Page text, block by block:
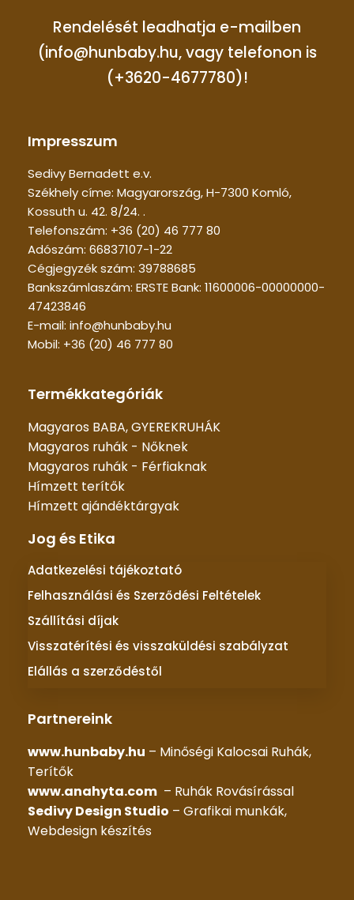
Rendelését leadhatja e-mailben
(info@hunbaby.hu, vagy telefonon is
(+3620-4677780)!
Impresszum
Sedivy Bernadett e.v.
Székhely címe: Magyarország, H-7300 Komló,
Kossuth u. 42. 8/24. .
Telefonszám: +36 (20) 46 777 80
Adószám: 66837107-1-22
Cégjegyzék szám: 39788685
Bankszámlaszám: ERSTE Bank: 11600006-00000000-
47423846
E-mail: info@hunbaby.hu
Mobil: +36 (20) 46 777 80
Termékkategóriák
Magyaros BABA, GYEREKRUHÁK
Magyaros ruhák - Nőknek
Magyaros ruhák - Férfiaknak
Hímzett terítők
Hímzett ajándéktárgyak
Jog és Etika
Adatkezelési tájékoztató
Felhasználási és Szerződési Feltételek
Szállítási díjak
Visszatérítési és visszaküldési szabályzat
Elállás a szerződéstől
Partnereink
www.hunbaby.hu – Minőségi Kalocsai Ruhák,
Terítők
www.anahyta.com – Ruhák Rovásírással
Sedivy Design Studio – Grafikai munkák,
Webdesign készítés